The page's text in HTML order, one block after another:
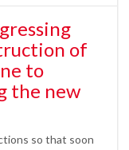
of
to
the new
so that soon